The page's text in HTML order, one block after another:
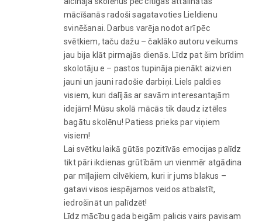
mācīšanās radoši sagatavoties Lieldienu
svinēšanai. Darbus varēja nodot arī pēc
svētkiem, taču dažu – čaklāko autoru veikums
jau bija klāt pirmajās dienās. Līdz pat šim brīdim
skolotāju e – pastos tupināja pienākt aizvien
jauni un jauni radošie darbiņi. Liels paldies
visiem, kuri dalījās ar savām interesantajām
idejām! Mūsu skolā mācās tik daudz iztēles
bagātu skolēnu! Patiess prieks par viņiem
visiem!
Lai svētku laikā gūtās pozitīvās emocijas palīdz
tikt pāri ikdienas grūtībām un vienmēr atgādina
par mīļajiem cilvēkiem, kuri ir jums blakus –
gatavi visos iespējamos veidos atbalstīt,
iedrošināt un palīdzēt!
Līdz mācību gada beigām palicis vairs pavisam